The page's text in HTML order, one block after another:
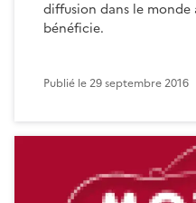
diffusion dans le
bénéficie.
Publié le29 septembre 2016